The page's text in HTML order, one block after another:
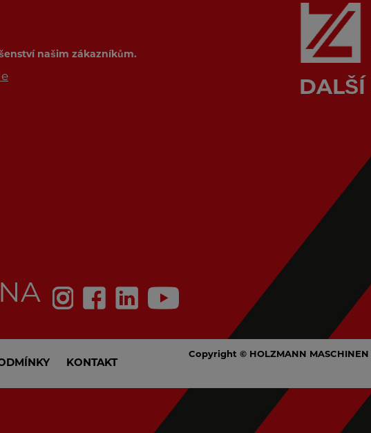
našim zákazníkům.
DALŠÍ
KONTAKT
Copyright © HOLZMANN